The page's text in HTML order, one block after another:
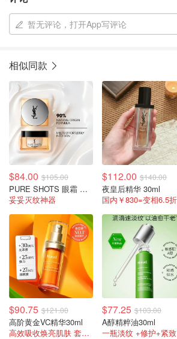
暂无评论，打开App写评论
相似同款
$84.00 $105.00
PURE SHOTS 眼霜 保湿15ml
妥妥灭纹神器
$112.00 $140.00
夜皇后精华 30ml
$90.75 $121.00
高阶黄金VC精华30ml
高效吸收焕亮肌肤 套装+这只刚好包邮+送礼
$77.25 $103.00
A醇精粹油30ml
一瓶淡纹 +修护+紧致